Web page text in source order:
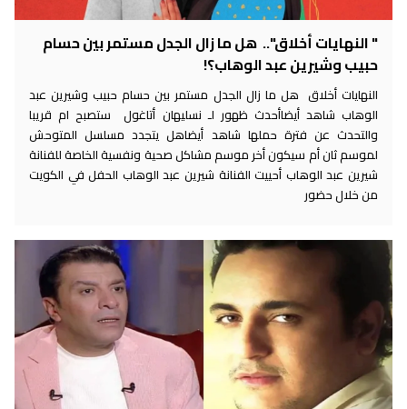
" النهايات أخلاق".. هل ما زال الجدل مستمر بين حسام
حبيب وشيرين عبد الوهاب؟!
النهايات أخلاق هل ما زال الجدل مستمر بين حسام حبيب وشيرين عبد
الوهاب شاهد أيضاأحدث ظهور لـ نسليهان أتاغول ستصبح ام قريبا
والتحدث عن فترة حملها شاهد أيضاهل يتجدد مسلسل المتوحش
لموسم ثان أم سيكون أخر موسم مشاكل صحية ونفسية الخاصة للفنانة
شيرين عبد الوهاب أحييت الفنانة شيرين عبد الوهاب الحفل في الكويت
من خلال حضور